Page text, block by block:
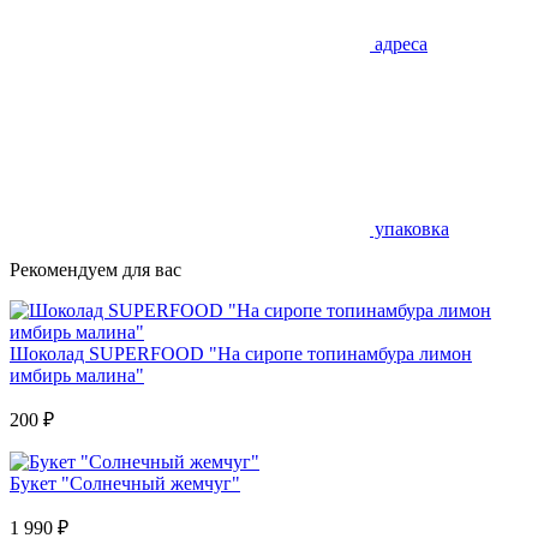
адреса
упаковка
Рекомендуем для вас
Шоколад SUPERFOOD "На сиропе топинамбура лимон
имбирь малина"
200 ₽
Букет "Солнечный жемчуг"
1 990 ₽